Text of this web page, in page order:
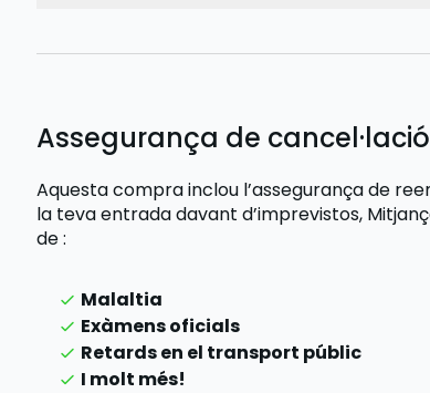
Assegurança de
Aquesta compra inclou l’assegurança de
la teva entrada davant d’imprevistos,
de:
Malaltia
Exàmens oficials
Retards en el transport públic
I molt més!